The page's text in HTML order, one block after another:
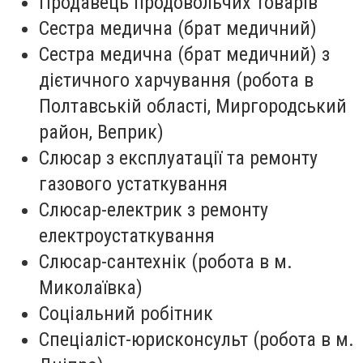
Сестра медична (брат медичний)
Сестра медична (брат медичний) з
дієтичного харчування (робота в
Полтавській області, Миргородський
район, Веприк)
Слюсар з експлуатації та ремонту
газового устаткування
Слюсар-електрик з ремонту
електроустаткування
Слюсар-сантехнік (робота в м.
Миколаївка)
Соціальний робітник
Спеціаліст-юрисконсульт (робота в м.